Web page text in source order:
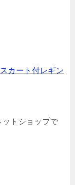
カート付レギン
ットショップで